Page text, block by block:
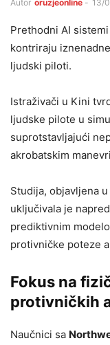
Autor oruzjeonline - 13/
Prethodni AI
kontriraju
ljudski piloti.
Istraživači u Kini
ljudske pilote u
suprotstavljajući
akrobatskim
Studija, objavljena u
uključivala je
prediktivnim
protivničke poteze
Fokus na
protivničkih
Naučnici sa